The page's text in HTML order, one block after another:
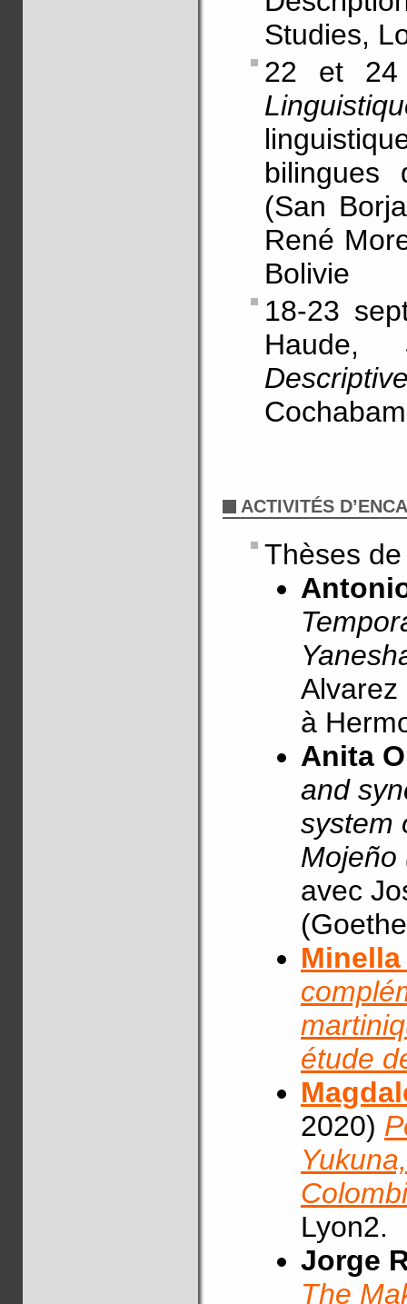
Studies,
22 et 24
bilingues
(San
René
Bolivie
18-23
Haude,
ACTIVITÉS
Thèses
Alvarez
à
Anita
and
system
Mojeño
avec
étude
2020)
Lyon2.
Jorge
The